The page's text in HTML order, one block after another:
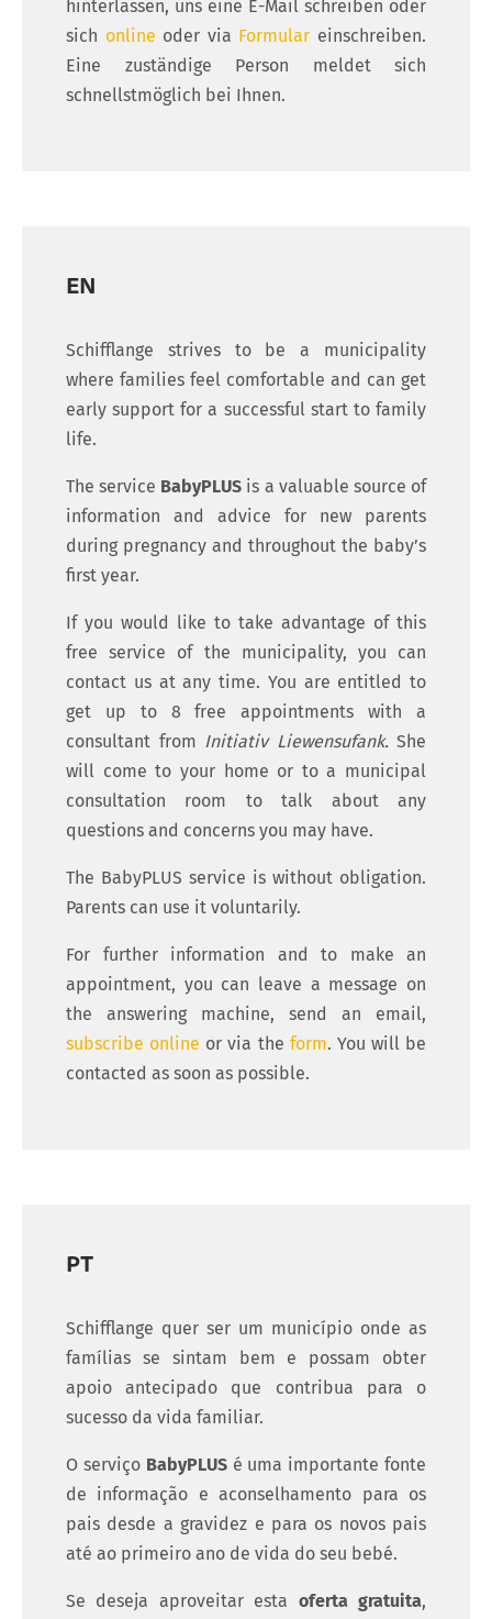
hinterlassen, uns eine E-Mail schreiben oder
sich online oder via Formular einschreiben.
Eine zuständige Person meldet sich
schnellstmöglich bei Ihnen.
EN
Schifflange strives to be a municipality
where families feel comfortable and can get
early support for a successful start to family
life.
The service BabyPLUS is a valuable source of
information and advice for new parents
during pregnancy and throughout the baby’s
first year.
If you would like to take advantage of this
free service of the municipality, you can
contact us at any time. You are entitled to
get up to 8 free appointments with a
consultant from Initiativ Liewensufank. She
will come to your home or to a municipal
consultation room to talk about any
questions and concerns you may have.
The BabyPLUS service is without obligation.
Parents can use it voluntarily.
For further information and to make an
appointment, you can leave a message on
the answering machine, send an email,
subscribe online or via the form. You will be
contacted as soon as possible.
PT
Schifflange quer ser um município onde as
famílias se sintam bem e possam obter
apoio antecipado que contribua para o
sucesso da vida familiar.
O serviço BabyPLUSé uma importante fonte
de informação e aconselhamento para os
pais desde a gravidez e para os novos pais
até ao primeiro ano de vida do seu bebé.
Se deseja aproveitar esta oferta gratuita,